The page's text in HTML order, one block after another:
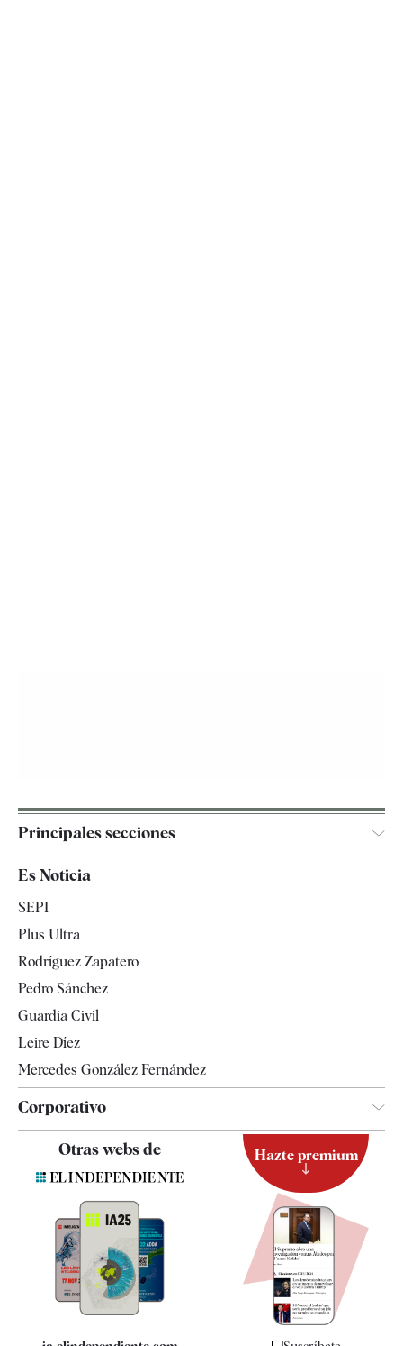
Principales secciones
España
Televisión
Es Noticia
SEPI
Plus Ultra
Rodríguez Zapatero
Pedro Sánchez
Guardia Civil
Leire Díez
Mercedes González Fernández
Corporativo
Contacto
Quiénes somos
Especificaciones
Otras webs de Hazte premium